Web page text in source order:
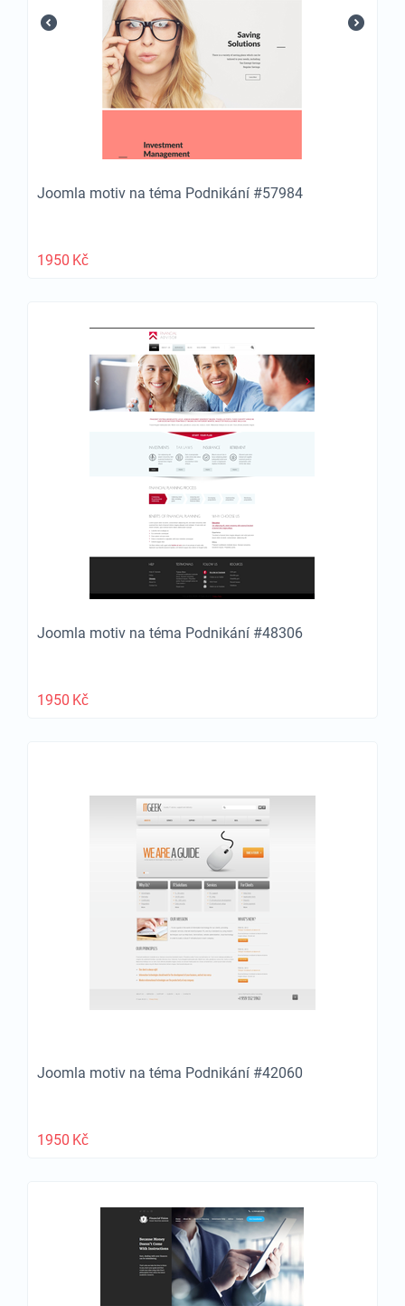
Joomla motiv na téma Podnikání #57984
1950 Kč
Joomla motiv na téma Podnikání #48306
1950 Kč
Joomla motiv na téma Podnikání #42060
1950 Kč